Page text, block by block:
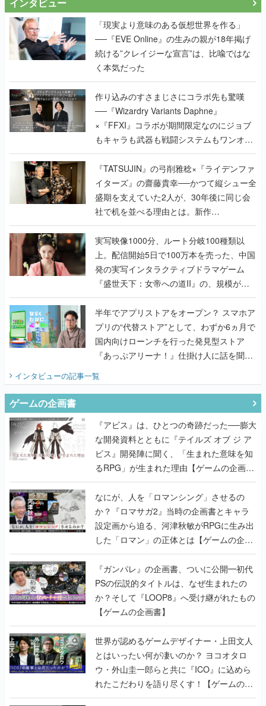
「現実より意味のある仮想世界を作る」
──『EVE Online』の生みの親が18年掲げ
続ける”クレイジーな宣言”は、比喩ではな
く本気だった
作り込みのすさまじさにコラボ先も驚嘆
──『Wizardry Variants Daphne』
×『FFXI』コラボが期間限定なのにジョブ
もキャラも武器も戦闘システムもワンオフ
で作り込まれた理由を両ディレクターに聞
く
『TATSUJIN』の弓削雅稔×『ライデンファ
イターズ』の齋藤貴幸──かつて縦シュー全
盛期を支えていた2人が、30年後に同じ会
社で机を並べる理由とは。新作
『TATSUJIN EXTREME』で初タッグを組
んだレジェンド2人に訊く開発秘話
実写映像1000分、ルート分岐100種類以
上。配信開始5日で100万本を売った、中国
発の実写インタラクティブドラマゲーム
『盛世天下：女帝への道II』の、規模が違
うこだわりをプロデューサーに聞いた
半年でアプリストアをオープン？ スマホア
プリの“代替ストア”として、わずか6ヵ月で
国内向けローンチを行った発見型ストア
『あっぷアリーナ！』仕掛け人に話を聞い
てみた
インタビューの記事一覧
ゲームの企画書
『アビス』は、ひとつの奇跡だった──膨大
な開発資料とともに『テイルズ オブ ジ ア
ビス』開発陣に聞く、「生まれた意味を知
るRPG」が生まれた理由【ゲームの企画
書】
なにが、人を「ロマンシング」させるの
か？『ロマサガ2』当時の企画書とキャラ
設定画から迫る、河津秋敏がRPGに生み出
した「ロマン」の正体とは【ゲームの企画
書】
『ガンパレ』の企画書、ついに公開━初代
PSの伝説的タイトルは、なぜ生まれたの
か？そして『LOOP8』へ受け継がれたもの
【ゲームの企画書】
世界が認めるゲームデザイナー・上田文人
とはいったい何が凄いのか？ ヨコオタロ
ウ・外山圭一郎らと共に『ICO』に込めら
れたこだわりを語り尽くす！【ゲームの企
画書】